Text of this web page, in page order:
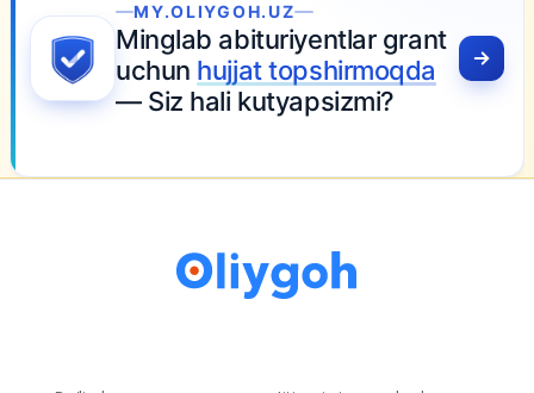
MY.OLIYGOH.UZ
Minglab abituriyentlar grant
uchunhujjat topshirmoqda
— Siz hali kutyapsizmi?